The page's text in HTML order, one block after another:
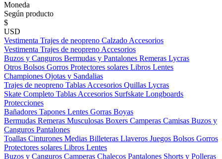
Moneda
Según producto
$
USD
Vestimenta Trajes de neopreno Calzado Accesorios
Vestimenta Trajes de neopreno Accesorios
Buzos y Canguros Bermudas y Pantalones Remeras Lycras
Otros Bolsos Gorros Protectores solares Libros Lentes
Championes Ojotas y Sandalias
Trajes de neopreno Tablas Accesorios Quillas Lycras
Skate Completo Tablas Accesorios Surfskate Longboards
Protecciones
Bañadores Tapones Lentes Gorras Boyas
Bermudas Remeras Musculosas Boxers Camperas Camisas Buzos y
Canguros Pantalones
Toallas Cinturones Medias Billeteras Llaveros Juegos Bolsos Gorros
Protectores solares Libros Lentes
Buzos y Canguros Camperas Chalecos Pantalones Shorts y Polleras